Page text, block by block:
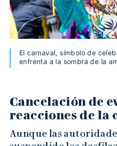
El carnaval, símbolo de
enfrenta a la sombra de la
Cancelación de
reacciones de la
Aunque las